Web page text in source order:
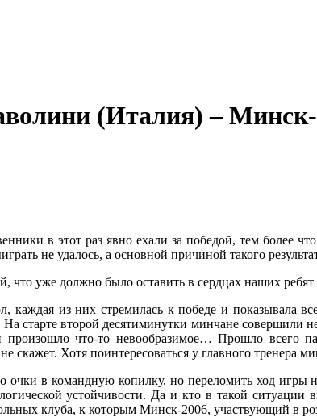
(Италия) –
в этот раз явно ехали за победой, тем более
не удалось, а основной причиной такого
что уже должно было оставить в сердцах наших
каждая из них стремилась к победе и показывала
старте второй десятиминутки минчане совершили
что-то невообразимое… Прошло всего
скажет. Хотя поинтересоваться у главного
очки в командную копилку, но переломить ход
устойчивости. Да и кто в такой
клуба, к которым Минск-2006, участвующий в